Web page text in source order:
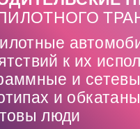
к их
и
и
люди